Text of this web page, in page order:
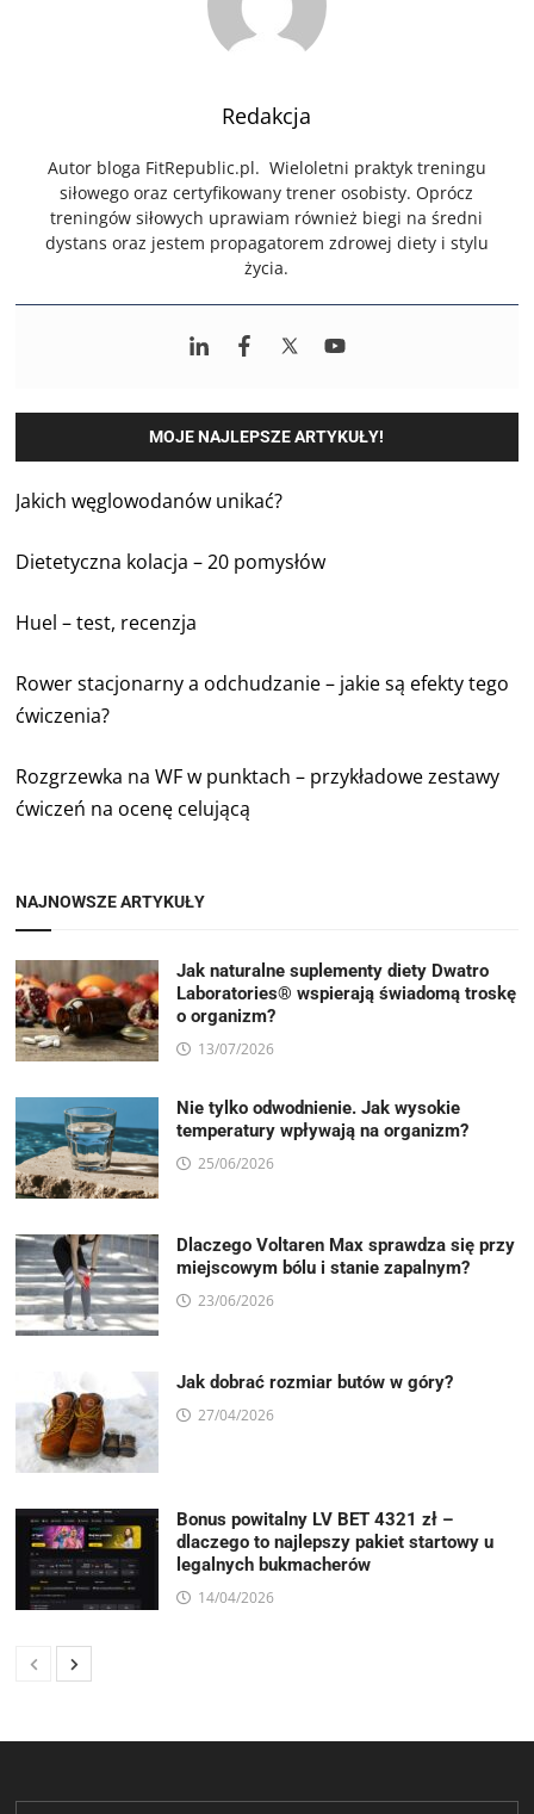
Redakcja
Autor bloga FitRepublic.pl. Wieloletni praktyk treningu
siłowego oraz certyfikowany trener osobisty. Oprócz
treningów siłowych uprawiam również biegi na średni
dystans oraz jestem propagatorem zdrowej diety i stylu
życia.
MOJE NAJLEPSZE ARTYKUŁY!
Jakich węglowodanów unikać?
Dietetyczna kolacja – 20 pomysłów
Huel – test, recenzja
Rower stacjonarny a odchudzanie – jakie są efekty tego
ćwiczenia?
Rozgrzewka na WF w punktach – przykładowe zestawy
ćwiczeń na ocenę celującą
NAJNOWSZE ARTYKUŁY
Jak naturalne suplementy diety Dwatro
Laboratories® wspierają świadomą troskę
o organizm?
13/07/2026
Nie tylko odwodnienie. Jak wysokie
temperatury wpływają na organizm?
25/06/2026
Dlaczego Voltaren Max sprawdza się przy
miejscowym bólu i stanie zapalnym?
23/06/2026
Jak dobrać rozmiar butów w góry?
27/04/2026
Bonus powitalny LV BET 4321 zł –
dlaczego to najlepszy pakiet startowy u
legalnych bukmacherów
14/04/2026